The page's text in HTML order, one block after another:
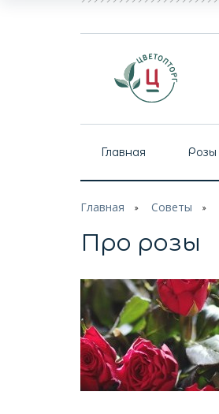
Главная Розы
Главная Советы
Про розы